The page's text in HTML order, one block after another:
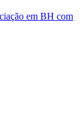
em BH com